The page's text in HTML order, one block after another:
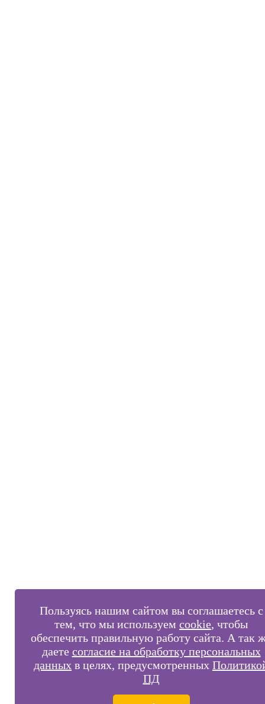
Пользуясь нашим сайтом вы соглашаетесь с
тем, что мы используем cookie, чтобы
обеспечить правильную работу сайта. А так
даете согласие на обработку персональных
данных в целях, предусмотренных
ПД